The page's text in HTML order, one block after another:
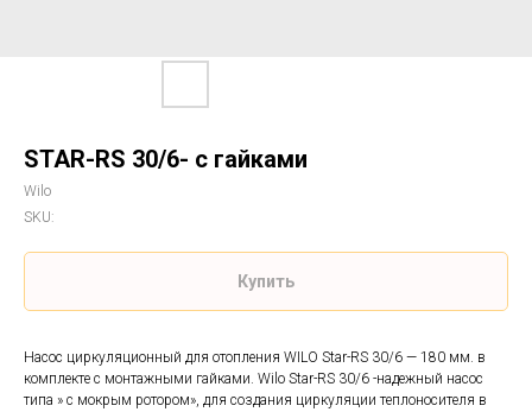
STAR-RS 30/6- с гайками
Wilo
SKU:
Купить
Насос циркуляционный для отопления WILO Star-RS 30/6 — 180 мм. в
комплекте с монтажными гайками. Wilo Star-RS 30/6 -надежный насос
типа » с мокрым ротором», для создания циркуляции теплоносителя в